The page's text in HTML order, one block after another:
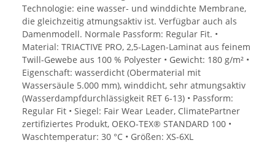
Technologie: eine wasser- und winddichte Membrane,
die gleichzeitig atmungsaktiv ist. Verfügbar auch als
Damenmodell. Normale Passform: Regular Fit. •
Material: TRIACTIVE PRO, 2,5-Lagen-Laminat aus feinem
Twill-Gewebe aus 100 % Polyester • Gewicht: 180 g/m² •
Eigenschaft: wasserdicht (Obermaterial mit
Wassersäule 5.000 mm), winddicht, sehr atmungsaktiv
(Wasserdampfdurchlässigkeit RET 6-13) • Passform:
Regular Fit • Siegel: Fair Wear Leader, ClimatePartner
zertifiziertes Produkt, OEKO-TEX® STANDARD 100 •
Waschtemperatur: 30 °C • Größen: XS-6XL